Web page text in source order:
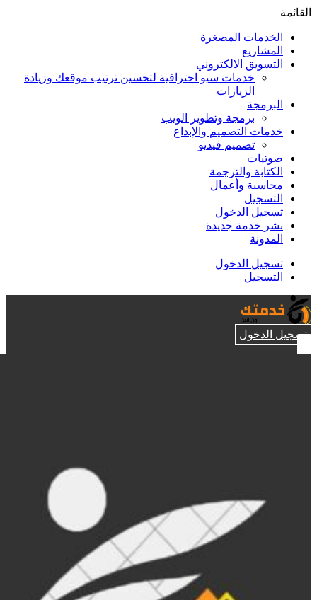
القائمة
الخدمات المصغرة
المشاريع
التسويق الالكتروني
خدمات سيو احترافية لتحسين ترتيب موقعك وزيادة
الزيارات
البرمجة
برمجة وتطوير الويب
خدمات التصميم والإبداع
تصميم فيديو
صوتيات
الكتابة والترجمة
محاسبة وأعمال
التسجيل
تسجيل الدخول
نشر خدمة جديدة
المدونة
تسجيل الدخول
التسجيل
تسجيل الدخول